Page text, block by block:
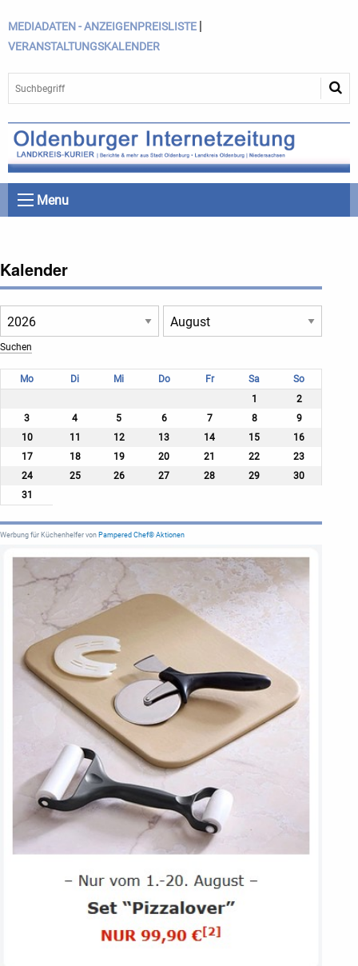
MEDIADATEN - ANZEIGENPREISLISTE |
VERANSTALTUNGSKALENDER
Menu
Kalender
Mo Di Mi Do Fr Sa
So
1
2
3
4 5 6 7 8
9
10
11 12 13 14 15
16
17
18 19 20 21 22
23
24
25 26 27 28 29
30
31
Werbung für Küchenhelfer von Pampered Chef® Aktionen